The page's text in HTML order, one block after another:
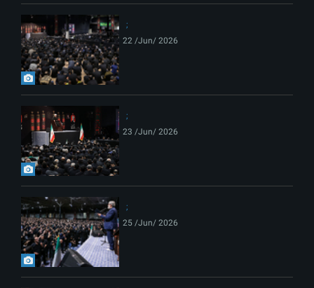
22 /Jun/ 2026
23 /Jun/ 2026
25 /Jun/ 2026